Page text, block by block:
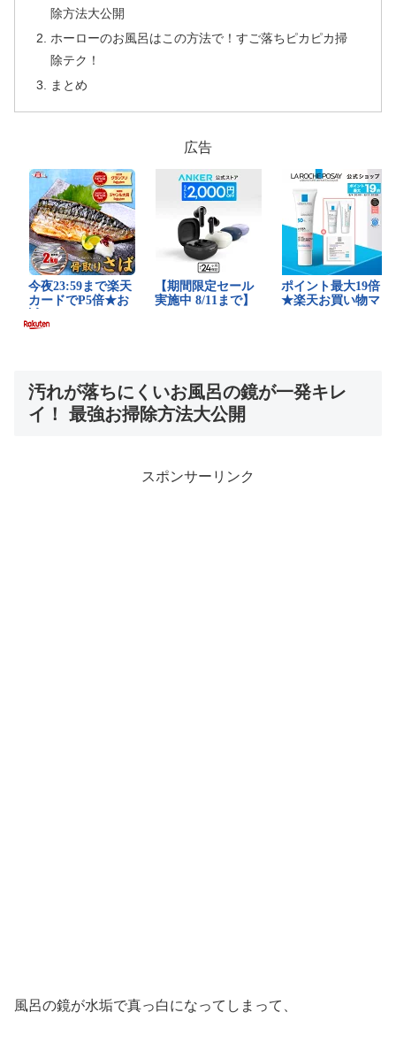
除方法大公開
ホーローのお風呂はこの方法で！すご落ちピカピカ掃
除テク！
まとめ
広告
汚れが落ちにくいお風呂の鏡が一発キレ
イ！ 最強お掃除方法大公開
スポンサーリンク
風呂の鏡が水垢で真っ白になってしまって、